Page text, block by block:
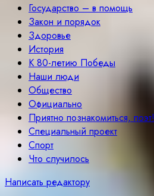
Государство – в помощь
Закон и порядок
Здоровье
История
К 80-летию Победы
Наши люди
Общество
Официально
Приятно познакомиться, поэт!
Специальный проект
Спорт
Что случилось
Написать редактору